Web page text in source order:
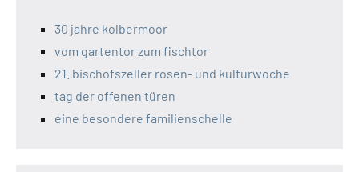
30 jahre kolbermoor
vom gartentor zum fischtor
21. bischofszeller rosen- und kulturwoche
tag der offenen türen
eine besondere familienschelle